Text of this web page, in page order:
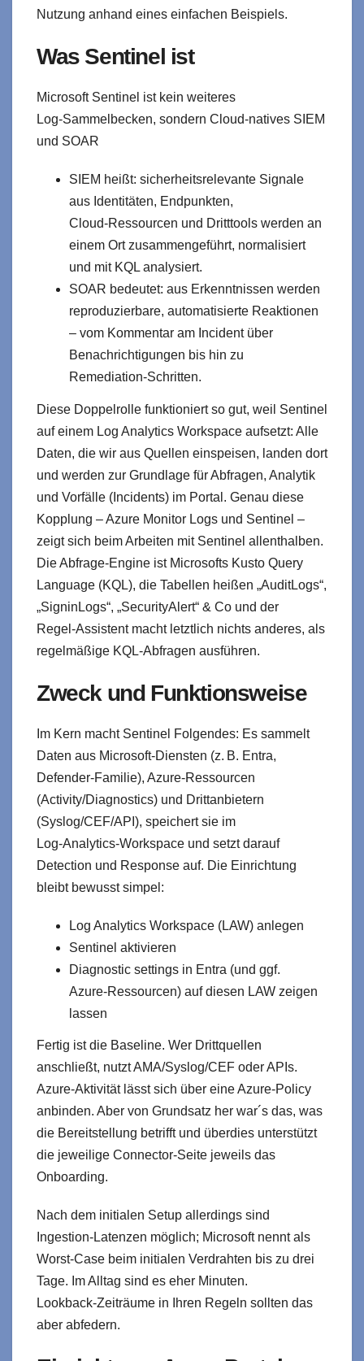
Nutzung anhand eines einfachen Beispiels.
Was Sentinel ist
Microsoft Sentinel ist kein weiteres
Log‑Sammelbecken, sondern Cloud‑natives SIEM
und SOAR
SIEM heißt: sicherheitsrelevante Signale
aus Identitäten, Endpunkten,
Cloud‑Ressourcen und Dritttools werden an
einem Ort zusammengeführt, normalisiert
und mit KQL analysiert.
SOAR bedeutet: aus Erkenntnissen werden
reproduzierbare, automatisierte Reaktionen
– vom Kommentar am Incident über
Benachrichtigungen bis hin zu
Remediation‑Schritten.
Diese Doppelrolle funktioniert so gut, weil Sentinel
auf einem Log Analytics Workspace aufsetzt: Alle
Daten, die wir aus Quellen einspeisen, landen dort
und werden zur Grundlage für Abfragen, Analytik
und Vorfälle (Incidents) im Portal. Genau diese
Kopplung – Azure Monitor Logs und Sentinel –
zeigt sich beim Arbeiten mit Sentinel allenthalben.
Die Abfrage‑Engine ist Microsofts Kusto Query
Language (KQL), die Tabellen heißen „AuditLogs“,
„SigninLogs“, „SecurityAlert“ & Co und der
Regel‑Assistent macht letztlich nichts anderes, als
regelmäßige KQL-Abfragen ausführen.
Zweck und Funktionsweise
Im Kern macht Sentinel Folgendes: Es sammelt
Daten aus Microsoft‑Diensten (z. B. Entra,
Defender‑Familie), Azure‑Ressourcen
(Activity/Diagnostics) und Drittanbietern
(Syslog/CEF/API), speichert sie im
Log‑Analytics‑Workspace und setzt darauf
Detection und Response auf. Die Einrichtung
bleibt bewusst simpel:
Log Analytics Workspace (LAW) anlegen
Sentinel aktivieren
Diagnostic settings in Entra (und ggf.
Azure‑Ressourcen) auf diesen LAW zeigen
lassen
Fertig ist die Baseline. Wer Drittquellen
anschließt, nutzt AMA/Syslog/CEF oder APIs.
Azure-Aktivität lässt sich über eine Azure-Policy
anbinden. Aber von Grundsatz her war´s das, was
die Bereitstellung betrifft und überdies unterstützt
die jeweilige Connector-Seite jeweils das
Onboarding.
Nach dem initialen Setup allerdings sind
Ingestion‑Latenzen möglich; Microsoft nennt als
Worst‑Case beim initialen Verdrahten bis zu drei
Tage. Im Alltag sind es eher Minuten.
Lookback‑Zeiträume in Ihren Regeln sollten das
aber abfedern.